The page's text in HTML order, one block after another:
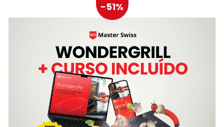
-51%